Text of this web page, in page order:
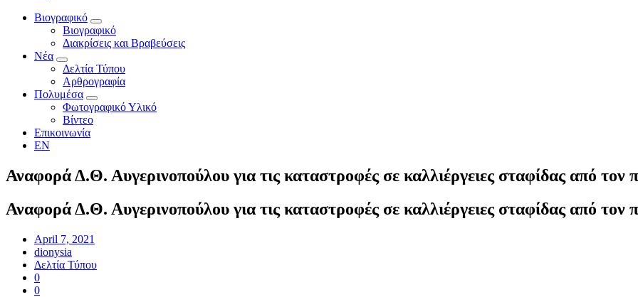
Βιογραφικό
Βιογραφικό
Διακρίσεις και Βραβεύσεις
Νέα
Δελτία Τύπου
Αρθρογραφία
Πολυμέσα
Φωτογραφικό Υλικό
Βίντεο
Επικοινωνία
EN
Αναφορά Δ.Θ. Αυγερινοπούλου για τις καταστροφές σε καλλιέργειες σταφίδας από τον
Αναφορά Δ.Θ. Αυγερινοπούλου για τις καταστροφές σε καλλιέργειες σταφίδας από τον
April 7, 2021
dionysia
Δελτία Τύπου
0
0